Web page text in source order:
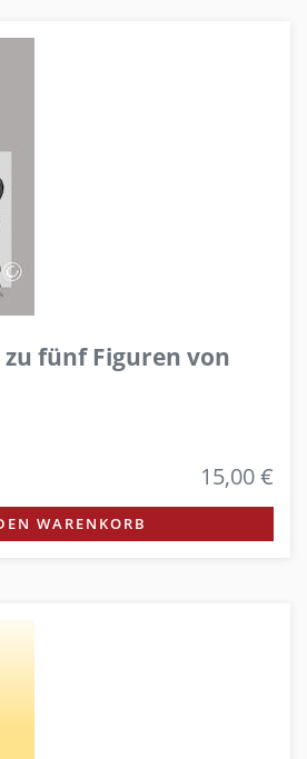
fünf Figuren von
15,00 €
WARENKORB